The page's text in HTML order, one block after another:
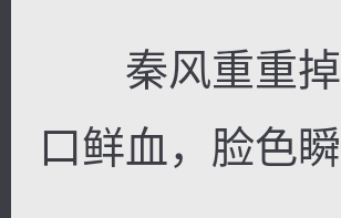
秦风重重掉
口鲜血，脸色